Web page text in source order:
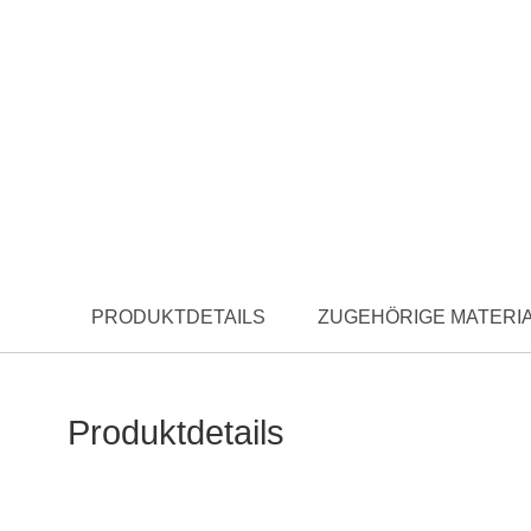
PRODUKTDETAILS ZUGEHÖRIGE
Produktdetails